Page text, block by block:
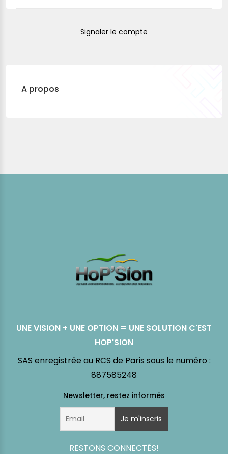
Signaler le compte
A propos
UNE VISION + UNE OPTION = UNE SOLUTION C'EST
HOP'SION
SAS enregistrée au RCS de Paris sous le numéro :
887585248
RESTONS CONNECTÉS!